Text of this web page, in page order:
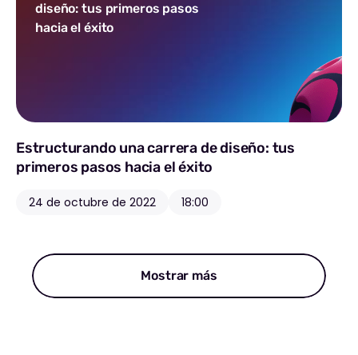
diseño: tus primeros pasos
hacia el éxito
Estructurando una carrera de diseño: tus
primeros pasos hacia el éxito
24 de octubre de 2022 18:00
Mostrar más